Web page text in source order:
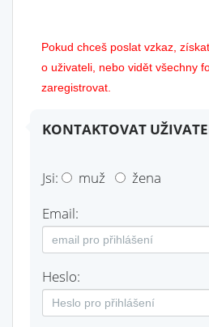
Pokud chceš poslat vzkaz,
o uživateli, nebo vidět všechny
zaregistrovat.
KONTAKTOVAT
Jsi: muž
žena
Email:
Heslo: